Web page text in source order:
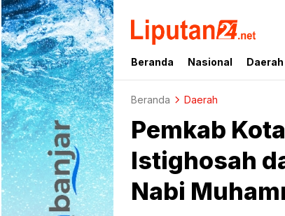
liputan24.net
Beranda Nasional Daerah
Beranda Daerah
Pemkab
Istighosah
Nabi